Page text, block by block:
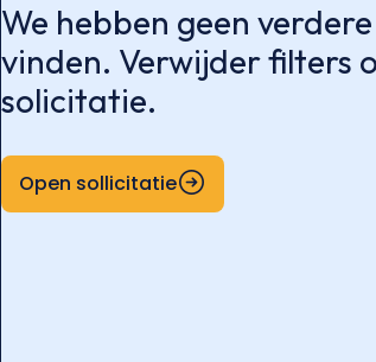
We hebben geen
vinden. Verwijder filters
solicitatie.
Open sollicitatie